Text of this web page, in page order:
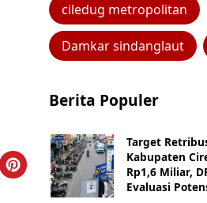
ciledug metropolitan
Damkar sindanglaut
Berita Populer
Target
Kabupaten
Rp1,6 Miliar,
Evaluasi